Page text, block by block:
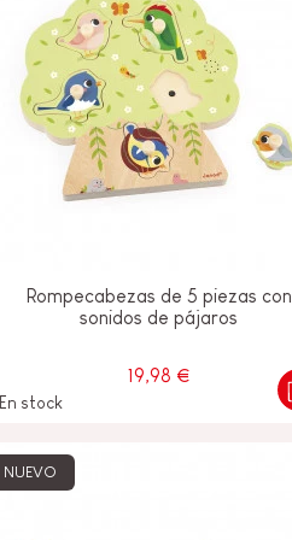
Rompecabezas de 5 piezas con
sonidos de pájaros
19,98 €
En stock
NUEVO